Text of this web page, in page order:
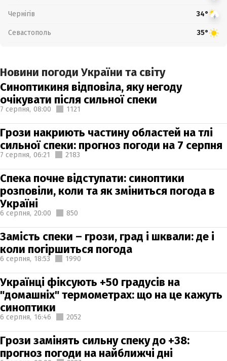
Чернігів 34°
Севастополь 35°
Новини погоди України та світу
Синоптикиня відповіла, яку негоду
очікувати після сильної спеки
7 серпня, 08:00 1121
Грози накриють частину областей на тлі
сильної спеки: прогноз погоди на 7 серпня
7 серпня, 06:21 2183
Спека почне відступати: синоптики
розповіли, коли та як зміниться погода в
Україні
6 серпня, 20:00 850
Замість спеки – грози, град і шквали: де і
коли погіршиться погода
6 серпня, 18:53 1990
Українці фіксують +50 градусів на
"домашніх" термометрах: що на це кажуть
синоптики
6 серпня, 16:46 2052
Грози замінять сильну спеку до +38:
прогноз погоди на найближчі дні